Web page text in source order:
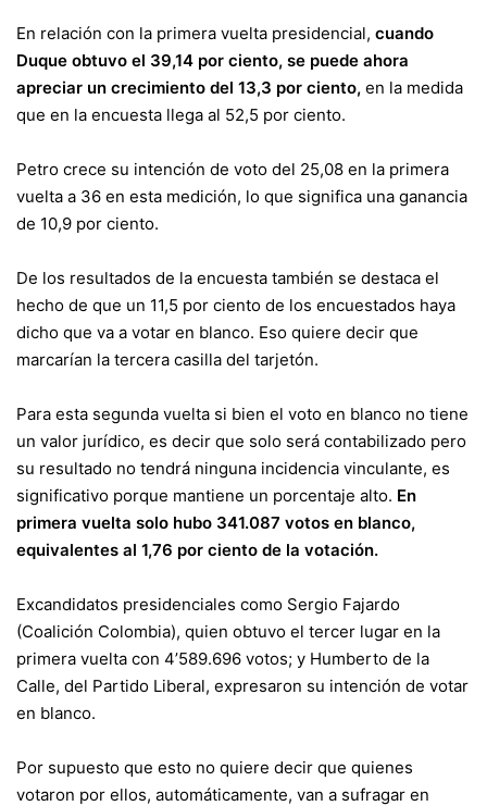
En relación con la primera vuelta presidencial, cuando
Duque obtuvo el 39,14 por ciento, se puede ahora
apreciar un crecimiento del 13,3 por ciento, en la medida
que en la encuesta llega al 52,5 por ciento.
Petro crece su intención de voto del 25,08 en la primera
vuelta a 36 en esta medición, lo que significa una ganancia
de 10,9 por ciento.
De los resultados de la encuesta también se destaca el
hecho de que un 11,5 por ciento de los encuestados haya
dicho que va a votar en blanco. Eso quiere decir que
marcarían la tercera casilla del tarjetón.
Para esta segunda vuelta si bien el voto en blanco no tiene
un valor jurídico, es decir que solo será contabilizado pero
su resultado no tendrá ninguna incidencia vinculante, es
significativo porque mantiene un porcentaje alto. En
primera vuelta solo hubo 341.087 votos en blanco,
equivalentes al 1,76 por ciento de la votación.
Excandidatos presidenciales como Sergio Fajardo
(Coalición Colombia), quien obtuvo el tercer lugar en la
primera vuelta con 4’589.696 votos; y Humberto de la
Calle, del Partido Liberal, expresaron su intención de votar
en blanco.
Por supuesto que esto no quiere decir que quienes
votaron por ellos, automáticamente, van a sufragar en